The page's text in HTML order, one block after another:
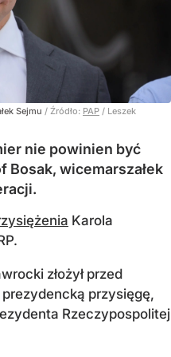
Sejmu / Źródło: PAP / Leszek
nie powinien być
Bosak, wicemarszałek
Karola
złożył przed
przysięgę,
Rzeczypospolitej